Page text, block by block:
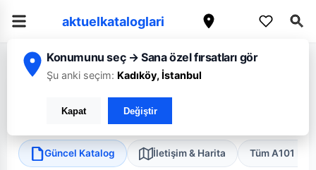
aktuelkataloglari
Konumunu seç → Sana özel fırsatları gör
Şu anki seçim: Kadıköy, İstanbul
Kapat Değiştir
Ana Sayfa/Sivas/A101/Cahit Tuncer Şarkışla Sivas
A101 Cahit Tuncer Şarkışla Sivas
Şarkışla, Sivas•
Güncel Katalog İletişim & Harita Tüm A101